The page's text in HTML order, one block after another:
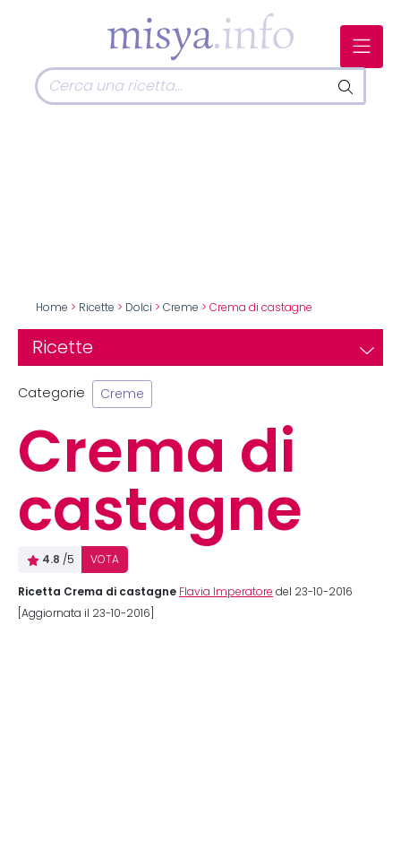
Home > Ricette > Dolci > Creme > Crema di castagne
Ricette
Categorie Creme
Crema di
castagne
4.8 /5 VOTA
Ricetta Crema di castagne Flavia Imperatore del 23-10-2016
[Aggiornata il 23-10-2016]